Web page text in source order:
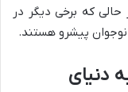
که برخی دیگر در
پیشرو هستند.
دنیای